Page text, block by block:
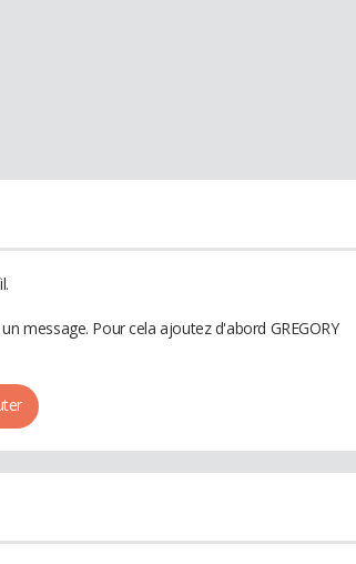
message. Pour cela ajoutez d'abord GREGORY